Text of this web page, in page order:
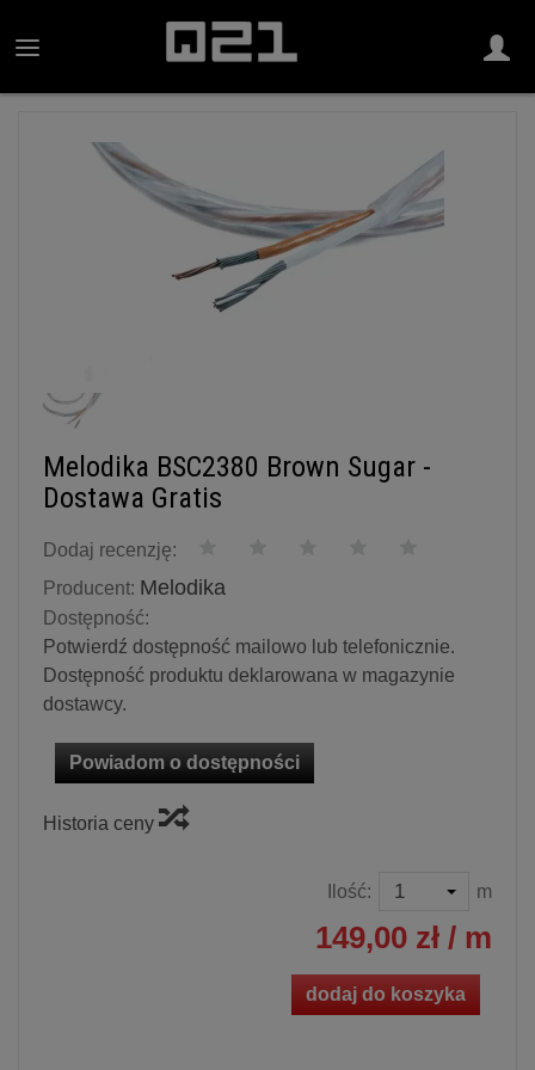
Melodika BSC2380 Brown Sugar -
Dostawa Gratis
Dodaj recenzję:
Producent: Melodika
Dostępność:
Potwierdź dostępność mailowo lub telefonicznie.
Dostępność produktu deklarowana w magazynie
dostawcy.
Powiadom o dostępności
Historia ceny
Ilość: m
149,00 zł / m
dodaj do koszyka